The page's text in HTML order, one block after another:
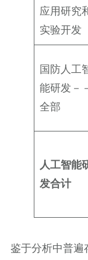
应用研究
实验开发
国防人工
能研发－
全部
人工智能
发合计
鉴于分析中普遍